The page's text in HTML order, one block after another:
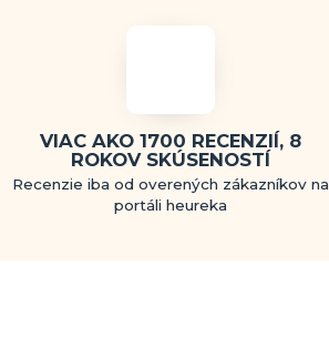
VIAC AKO 1700 RECENZIÍ, 8
ROKOV SKÚSENOSTÍ
Recenzie iba od overených zákazníkov na
portáli heureka